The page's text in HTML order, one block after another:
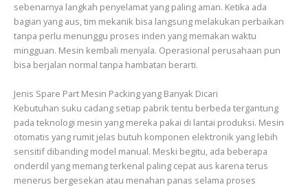
sebenarnya langkah penyelamat yang paling aman. Ketika ada
bagian yang aus, tim mekanik bisa langsung melakukan perbaikan
tanpa perlu menunggu proses inden yang memakan waktu
mingguan. Mesin kembali menyala. Operasional perusahaan pun
bisa berjalan normal tanpa hambatan berarti.
Jenis Spare Part Mesin Packing yang Banyak Dicari
Kebutuhan suku cadang setiap pabrik tentu berbeda tergantung
pada teknologi mesin yang mereka pakai di lantai produksi. Mesin
otomatis yang rumit jelas butuh komponen elektronik yang lebih
sensitif dibanding model manual. Meski begitu, ada beberapa
onderdil yang memang terkenal paling cepat aus karena terus
menerus bergesekan atau menahan panas selama proses